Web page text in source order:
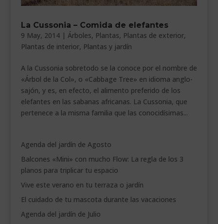
VEURE EN CATALÀ
La Cussonia – Comida de elefantes
9 May, 2014| Árboles, Plantas, Plantas de exterior,
Plantas de interior, Plantas y jardín
A la Cussonia sobretodo se la conoce por el nombre de
«Árbol de la Col», o «Cabbage Tree» en idioma anglo-
sajón, y es, en efecto, el alimento preferido de los
elefantes en las sabanas africanas. La Cussonia, que
pertenece a la misma familia que las conocidísimas...
Agenda del jardín de Agosto
Balcones «Mini» con mucho Flow: La regla de los 3
planos para triplicar tu espacio
Vive este verano en tu terraza o jardín
El cuidado de tu mascota durante las vacaciones
Agenda del jardín de Julio